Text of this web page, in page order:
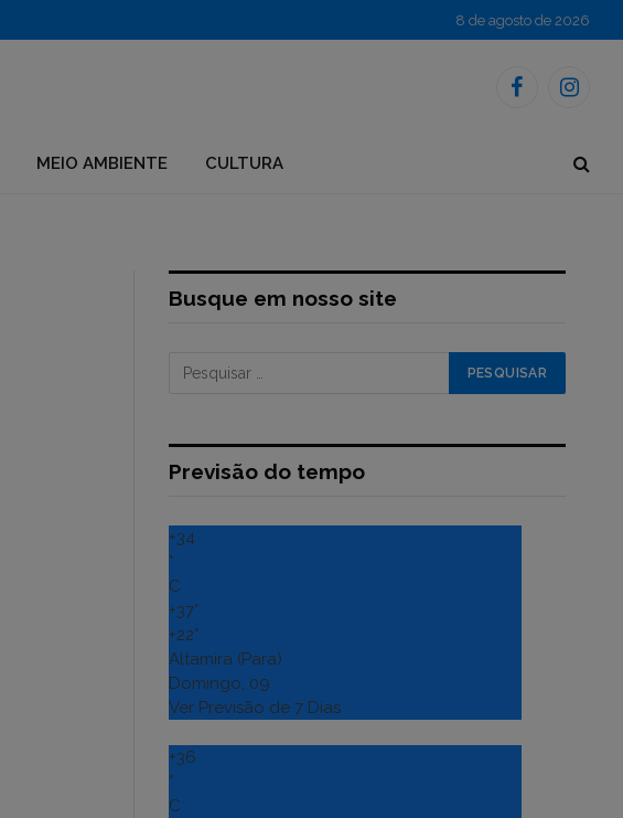
8 de agosto de 2026
Facebook
MEIO AMBIENTE CULTURA
Busque em nosso site
Previsão do tempo
+34
°
C
+37°
+22°
Altamira (Para)
Domingo, 09
Ver Previsão de 7 Dias
+36
°
C